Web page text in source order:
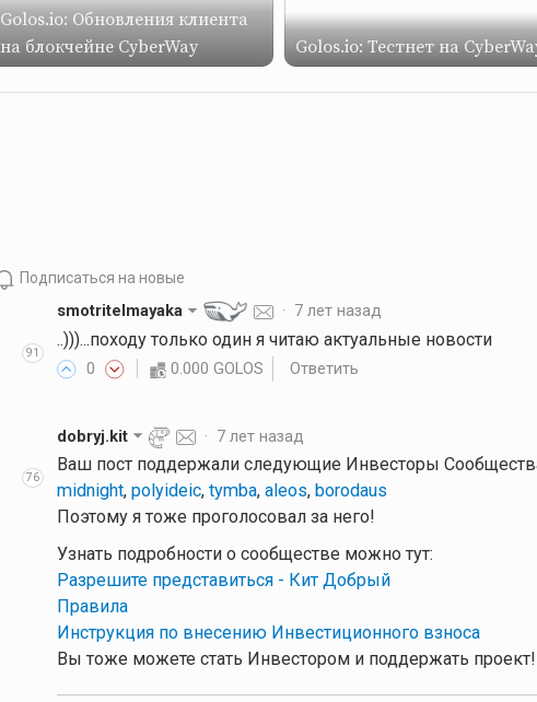
Golos.io: Обновления клиента
на блокчейне CyberWay
Golos.io: Тестнет на
Подписаться на новые
91
smotritelmayaka · 7 лет назад
..)))...походу только один я читаю актуальные новости
0 0.000 GOLOS Ответить
76
dobryj.kit · 7 лет назад
Ваш пост поддержали следующие Инвесторы
midnight, polyideic, tymba, aleos, borodaus
Поэтому я тоже проголосовал за него!
Узнать подробности о сообществе можно тут:
Разрешите представиться - Кит Добрый
Правила
Инструкция по внесению Инвестиционного взноса
Вы тоже можете стать Инвестором и поддержать